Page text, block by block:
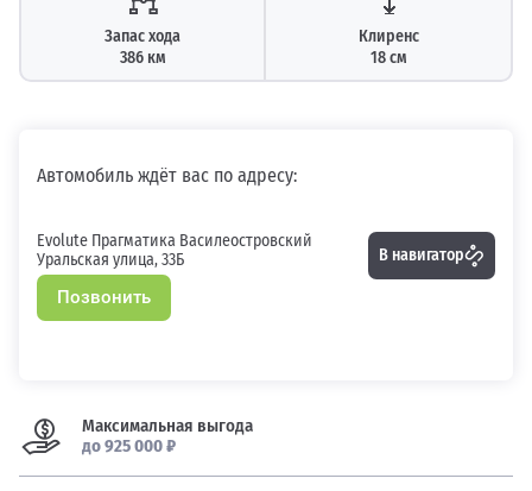
Запас хода
386 км
Клиренс
18 см
Автомобиль ждёт вас по адресу:
Evolute Прагматика Василеостровский
Уральская улица, 33Б
Позвонить
В навигатор
Максимальная выгода
до 925 000 ₽